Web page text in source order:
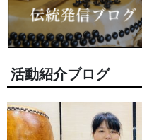
活動紹介ブログ